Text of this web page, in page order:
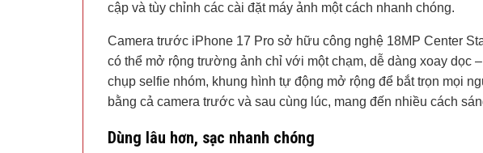
cập và tùy chỉnh các cài đặt máy ảnh một cách nhanh chóng.
Camera trước iPhone 17 Pro sở hữu công nghệ 18MP Center
có thể mở rộng trường ảnh chỉ với một chạm, dễ dàng xoay dọc
chụp selfie nhóm, khung hình tự động mở rộng để bắt trọn mọi
bằng cả camera trước và sau cùng lúc, mang đến nhiều cách
Dùng lâu hơn, sạc nhanh chóng